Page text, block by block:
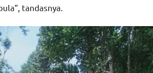
tandasnya.